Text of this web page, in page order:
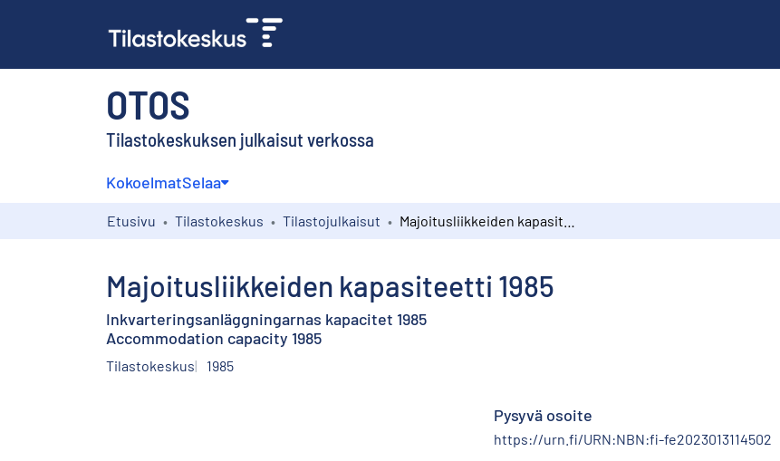
OTOS
Tilastokeskuksen julkaisut verkossa
KokoelmatSelaa
Etusivu Tilastokeskus Tilastojulkaisut
Majoitusliikkeiden kapasiteetti 1985
Inkvarteringsanläggningarnas kapacitet 1985
Accommodation capacity 1985
Tilastokeskus 1985
Pysyvä osoite
https://urn.fi/URN:NBN:fi-fe2023013114502